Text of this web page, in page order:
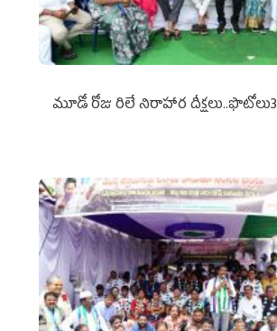
మూడో రోజు రిలే నిరాహార దీక్షలు..ఫొటోలు3